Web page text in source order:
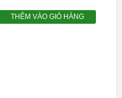
THÊM VÀO GIỎ HÀNG